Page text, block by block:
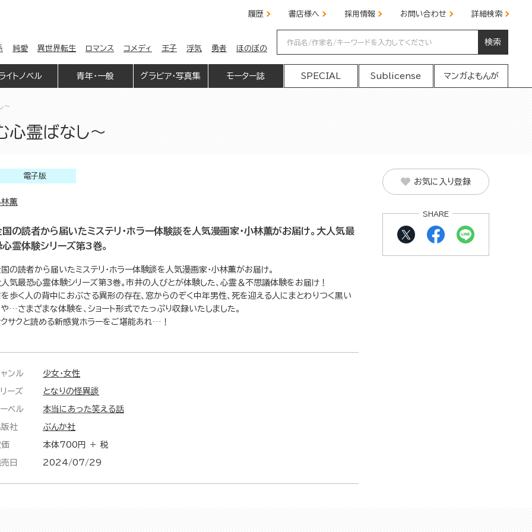
履歴 書店様へ 採用情報 お問い合わせ 詳細検索
純愛 異世界転生 ロマンス コメディ 王子 浮気 勇者 ほのぼの
検索
イトノベル 青年・一般 グラビア・写真集 モーター誌 SPECIAL Sublicense マンガよもんが
～
心霊ばなし～
電子版
薫
国の読者から届いたミステリ・ホラー体験談を人気漫画家・小林薫がお届け。大人気最
心霊体験シリーズ第3巻。
の読者から届いたミステリ・ホラー体験談を人気漫画家・小林薫がお届け。
気最恐心霊体験シリーズ第3巻。市井の人びとが体験した、心霊＆不思議体験をお届け！
歩く人の背中におぶさる異形の存在、窓からのぞく中年男性、死を迎える人にまとわりつく黒い
…さまざまな体験を、ショート形式でたっぷり収録いたしました。
サクと読める新感覚ホラーをご堪能あれ…！
ンル 少女・女性
ーズ となりの怪異談
ベル 本当にあった笑える話
社 ぶんか社
本体700円 ＋ 税
日 2024/07/29
お気に入り登録
SHARE